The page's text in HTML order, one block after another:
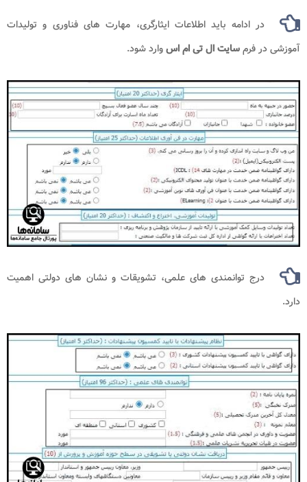
در ادامه باید اطلاعات ایثارگری، مهارت های فناوری و تولیدات
آموزشی در فرمسایت ال تی ام اسوارد شود.
درج توانمندی های علمی، تشویقات و نشان های دولتی اهمیت
دارد.